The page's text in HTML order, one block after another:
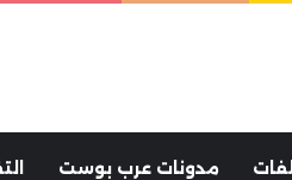
مدونات عرب بوست